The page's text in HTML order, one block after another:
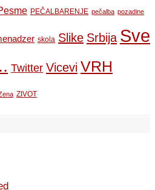
PEČALBARENJE pečalba pozadine
skola Slike Srbija Sve
Twitter Vicevi VRH
ZIVOT